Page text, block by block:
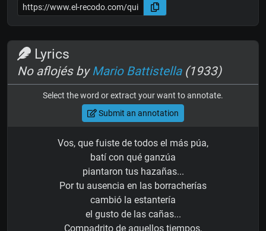
Lyrics
No aflojés byMario Battistella(1933)
Select the word or extract your want to annotate.
Submit an annotation
Vos, que fuiste de todos el más púa,
batí con qué ganzúa
piantaron tus hazañas...
Por tu ausencia en las borracherías
cambió la estantería
el gusto de las cañas...
Compadrito de aquellos tiempos,